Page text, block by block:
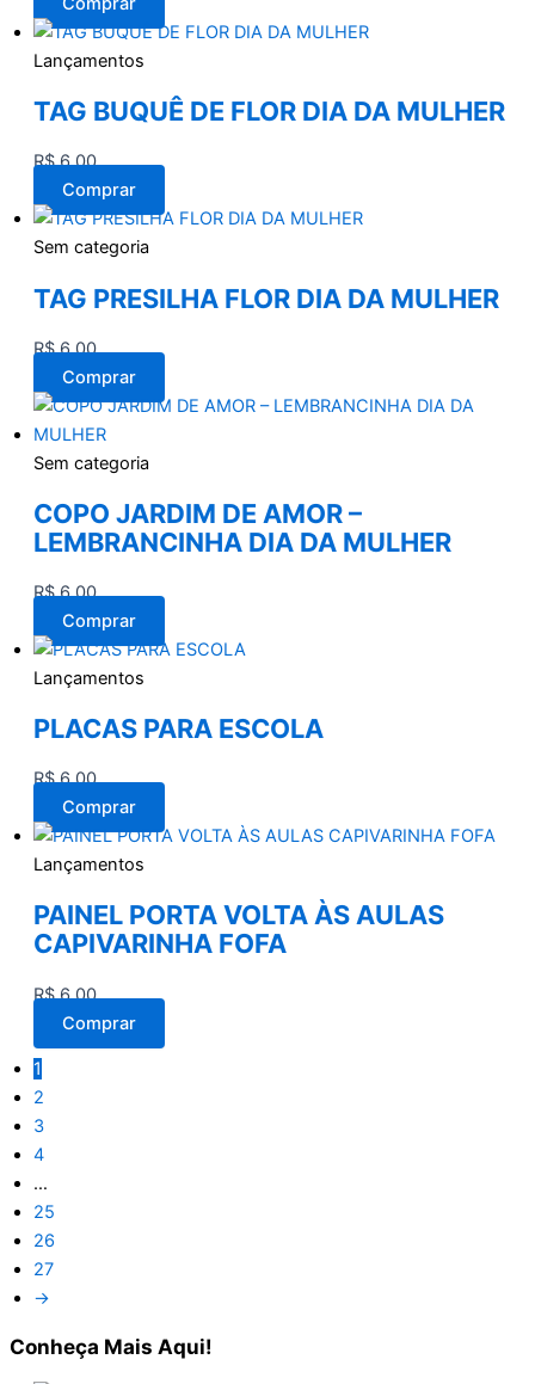
Lançamentos
TAG BUQUÊ DE FLOR DIA DA MULHER
R$6,00
Comprar
Sem categoria
TAG PRESILHA FLOR DIA DA MULHER
R$6,00
Comprar
Sem categoria
COPO JARDIM DE AMOR –
LEMBRANCINHA DIA DA MULHER
R$6,00
Comprar
Lançamentos
PLACAS PARA ESCOLA
R$6,00
Comprar
Lançamentos
PAINEL PORTA VOLTA ÀS AULAS
CAPIVARINHA FOFA
R$6,00
Comprar
1
2
3
4
…
25
26
27
→
Conheça Mais Aqui!